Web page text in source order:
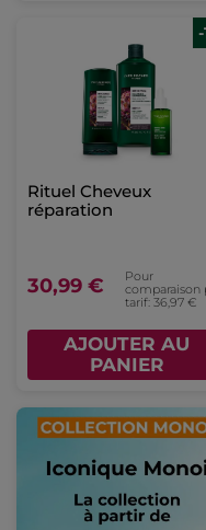
Rituel Cheveux
réparation
30,99 €
Pour
comparaison
tarif: 36,97 €
AJOUTER AU
PANIER